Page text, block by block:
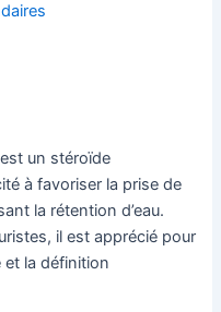
un stéroïde
à favoriser la prise de
la rétention d’eau.
il est apprécié pour
la définition